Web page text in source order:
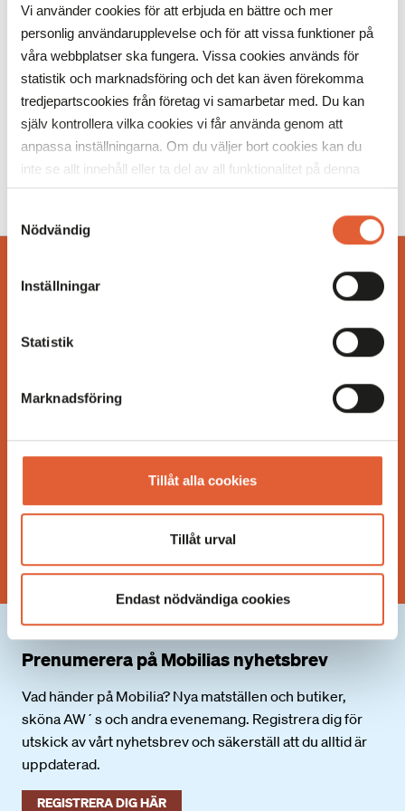
Vi använder cookies för att erbjuda en bättre och mer
personlig användarupplevelse och för att vissa funktioner på
våra webbplatser ska fungera. Vissa cookies används för
statistik och marknadsföring och det kan även förekomma
tredjepartscookies från företag vi samarbetar med. Du kan
själv kontrollera vilka cookies vi får använda genom att
anpassa inställningarna. Om du väljer bort cookies kan du
inte se allt innehåll eller ta del av all funktionalitet på denna
webbplats.
Nödvändig
Inställningar
Statistik
Marknadsföring
Tillåt alla cookies
Tillåt urval
Endast nödvändiga cookies
värdering.
Tid: 28 maj kl. 10.00–20.00
Plats: Sefina Pantbank på Mobilia
Kom förbi och upplev en inspirerande dag tillsammans
med vårt team!
OM MOBILIA
Fler öppettider
Instagram
Prenumerera på Mobilias nyhetsbrev
Vad händer på Mobilia? Nya matställen och butiker,
sköna AW´s och andra evenemang. Registrera dig för
utskick av vårt nyhetsbrev och säkerställ att du alltid är
uppdaterad.
REGISTRERA DIG HÄR